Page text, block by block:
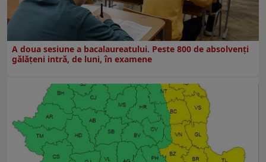
A doua sesiune a bacalaureatului. Peste 800 de absolvenţi
gălăţeni intră, de luni, în examene